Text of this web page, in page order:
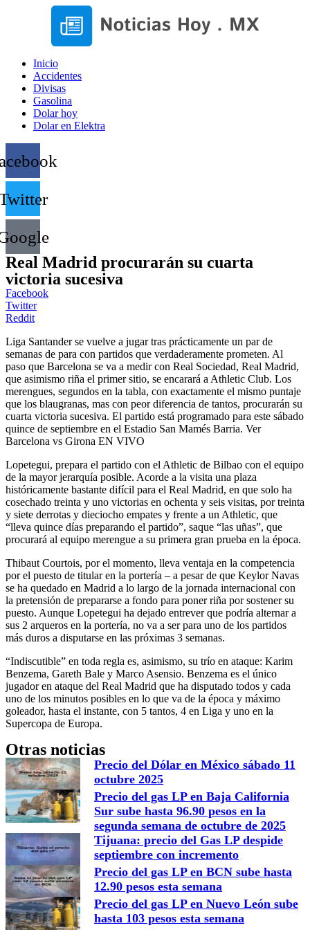
Inicio
Accidentes
Divisas
Gasolina
Dolar hoy
Dolar en Elektra
Real Madrid procurarán su cuarta
victoria sucesiva
Facebook
Twitter
Reddit
Liga Santander se vuelve a jugar tras prácticamente un par de
semanas de para con partidos que verdaderamente prometen. Al
paso que Barcelona se va a medir con Real Sociedad, Real Madrid,
que asimismo riña el primer sitio, se encarará a Athletic Club. Los
merengues, segundos en la tabla, con exactamente el mismo puntaje
que los blaugranas, mas con peor diferencia de tantos, procurarán su
cuarta victoria sucesiva. El partido está programado para este sábado
quince de septiembre en el Estadio San Mamés Barria. Ver
Barcelona vs Girona EN VIVO
Lopetegui, prepara el partido con el Athletic de Bilbao con el equipo
de la mayor jerarquía posible. Acorde a la visita una plaza
históricamente bastante difícil para el Real Madrid, en que solo ha
cosechado treinta y uno victorias en ochenta y seis visitas, por treinta
y siete derrotas y dieciocho empates y frente a un Athletic, que
“lleva quince días preparando el partido”, saque “las uñas”, que
procurará al equipo merengue a su primera gran prueba en la época.
Thibaut Courtois, por el momento, lleva ventaja en la competencia
por el puesto de titular en la portería – a pesar de que Keylor Navas
se ha quedado en Madrid a lo largo de la jornada internacional con
la pretensión de prepararse a fondo para poner riña por sostener su
puesto. Aunque Lopetegui ha dejado entrever que podría alternar a
sus 2 arqueros en la portería, no va a ser para uno de los partidos
más duros a disputarse en las próximas 3 semanas.
“Indiscutible” en toda regla es, asimismo, su trío en ataque: Karim
Benzema, Gareth Bale y Marco Asensio. Benzema es el único
jugador en ataque del Real Madrid que ha disputado todos y cada
uno de los minutos posibles en lo que va de la época y máximo
goleador, hasta el instante, con 5 tantos, 4 en Liga y uno en la
Supercopa de Europa.
Otras noticias
Precio del Dólar en México sábado 11
octubre 2025
Precio del gas LP en Baja California
Sur sube hasta 96.90 pesos en la
segunda semana de octubre de 2025
Tijuana: precio del Gas LP despide
septiembre con incremento
Precio del gas LP en BCN sube hasta
12.90 pesos esta semana
Precio del gas LP en Nuevo León sube
hasta 103 pesos esta semana